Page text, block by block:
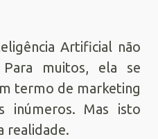
Artificial não
muitos, ela se
termo de marketing
inúmeros. Mas isto
realidade.